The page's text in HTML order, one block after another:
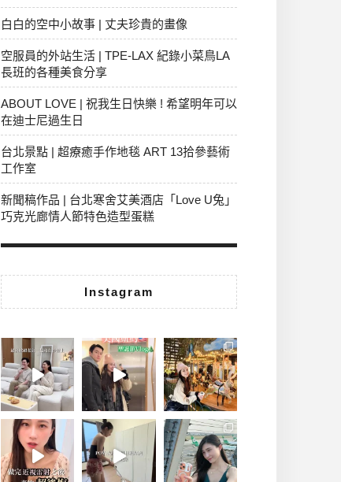
白白的空中小故事 | 丈夫珍貴的畫像
空服員的外站生活 | TPE-LAX 紀錄小菜鳥LA
長班的各種美食分享
ABOUT LOVE | 祝我生日快樂 ! 希望明年可以
在迪士尼過生日
台北景點 | 超療癒手作地毯 ART 13拾參藝術
工作室
新聞稿作品 | 台北寒舍艾美酒店「Love U兔」
巧克光廊情人節特色造型蛋糕
Instagram